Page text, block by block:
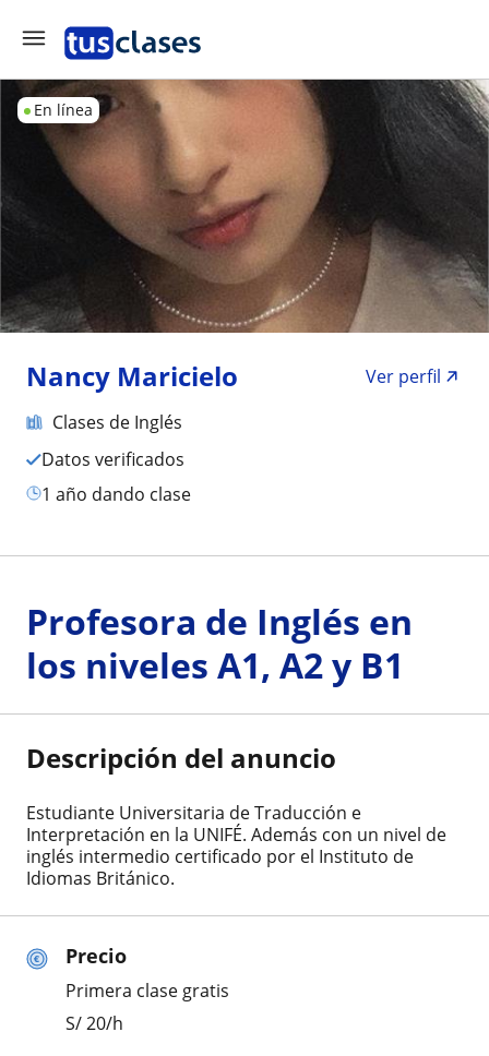
En línea
Nancy Maricielo
Ver perfil
Clases de Inglés
Datos verificados
1 año dando clase
Precio
Primera clase gratis
S/20/h
Profesora de Inglés en
los niveles A1, A2 y B1
Descripción del anuncio
Estudiante Universitaria de Traducción e
Interpretación en la UNIFÉ. Además con un nivel de
inglés intermedio certificado por el Instituto de
Idiomas Británico.